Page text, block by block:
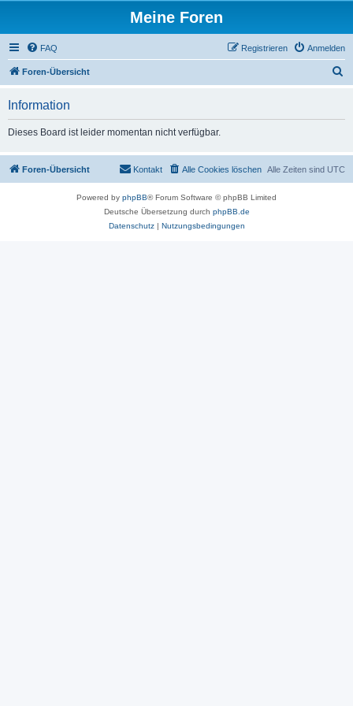
Meine Foren
FAQ Anmelden
Registrieren
Foren-Übersicht
Information
Dieses Board ist leider momentan nicht verfügbar.
Foren-Übersicht Alle Zeiten sind UTC
Alle Cookies löschen
Kontakt
Powered by phpBB® Forum Software © phpBB Limited
Deutsche Übersetzung durch phpBB.de
Datenschutz| Nutzungsbedingungen